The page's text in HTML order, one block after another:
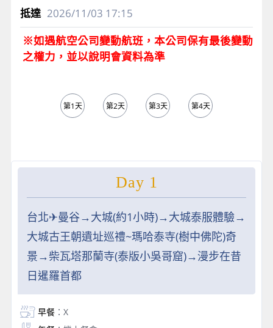
2026/11/03 17:15
※如遇航空公司變動航班，本公司保有最後變動
之權力，並以說明會資料為準
第1天 第2天 第3天 第4天
Day 1
台北✈曼谷→大城(約1小時)→大城泰服體驗→
大城古王朝遺址巡禮~瑪哈泰寺(樹中佛陀)奇
景→柴瓦塔那蘭寺(泰版小吳哥窟)→漫步在昔
日暹羅首都
早餐：X